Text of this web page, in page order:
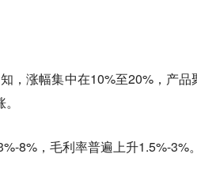
，涨幅集中在10%至20%，产品
8%，毛利率普遍上升1.5%-3%。